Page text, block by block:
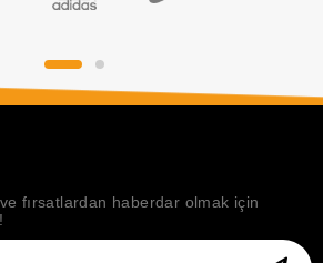
fırsatlardan haberdar olmak için